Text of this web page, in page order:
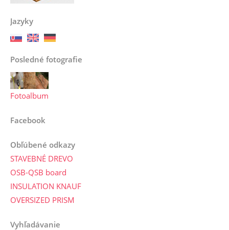
Jazyky
Posledné fotografie
Fotoalbum
Facebook
Obľúbené odkazy
STAVEBNÉ DREVO
OSB-QSB board
INSULATION KNAUF
OVERSIZED PRISM
Vyhľadávanie